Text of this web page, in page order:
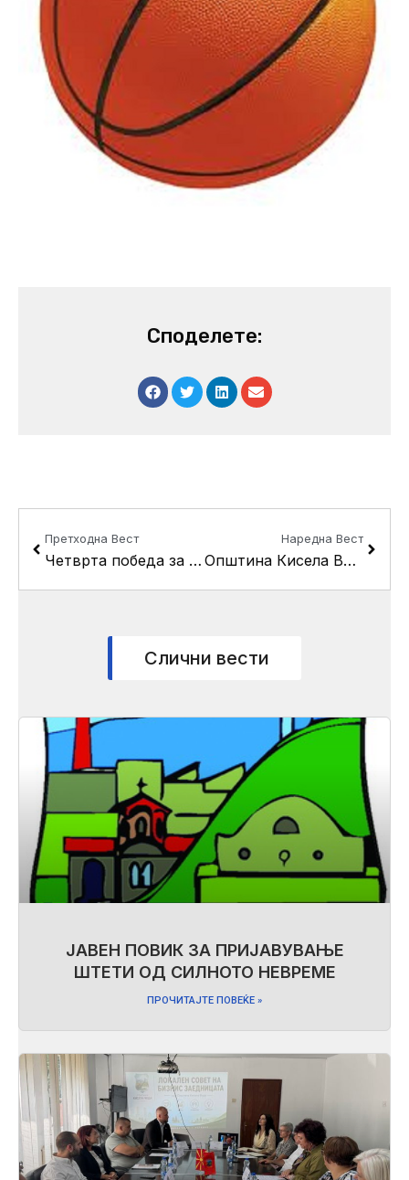
Споделете:
Претходна Вест
Четврта победа за кошаркарите од ОУ “Партеније Зографски”
Наредна Вест
Општина Кисела Вода се вклучи во “Македонија земја на цвеќето-Земја на розите”
Слични вести
ЈАВЕН ПОВИК ЗА ПРИЈАВУВАЊЕ
ШТЕТИ ОД СИЛНОТО НЕВРЕМЕ
ПРОЧИТАЈТЕ ПОВЕЌЕ »